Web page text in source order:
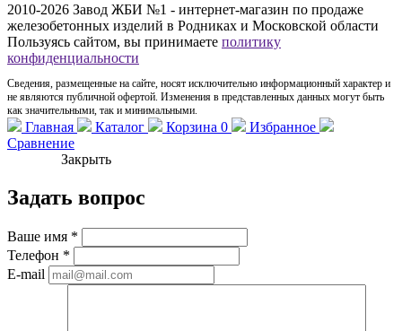
2010-2026 Завод ЖБИ №1 - интернет-магазин по продаже
железобетонных изделий в Родниках и Московской области
Пользуясь сайтом, вы принимаете политику
конфиденциальности
Сведения, размещенные на сайте, носят исключительно информационный характер и
не являются публичной офертой. Изменения в представленных данных могут быть
как значительными, так и минимальными.
Главная Каталог Корзина 0
Избранное
Сравнение
Закрыть
Задать вопрос
Ваше имя *
Телефон *
E-mail